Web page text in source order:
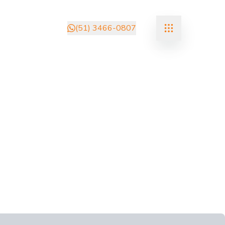
(51) 3466-0807